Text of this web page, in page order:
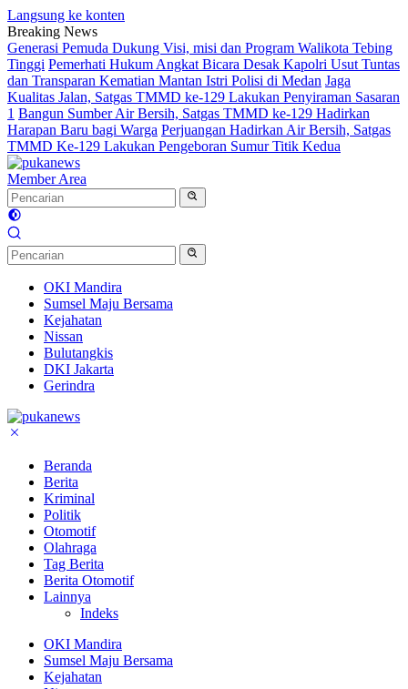
Langsung ke konten
Breaking News
Generasi Pemuda Dukung Visi, misi dan Program Walikota Tebing
Tinggi Pemerhati Hukum Angkat Bicara Desak Kapolri Usut Tuntas
dan Transparan Kematian Mantan Istri Polisi di Medan Jaga
Kualitas Jalan, Satgas TMMD ke-129 Lakukan Penyiraman Sasaran
1 Bangun Sumber Air Bersih, Satgas TMMD ke-129 Hadirkan
Harapan Baru bagi Warga Perjuangan Hadirkan Air Bersih, Satgas
TMMD Ke-129 Lakukan Pengeboran Sumur Titik Kedua
Member Area
OKI Mandira
Sumsel Maju Bersama
Kejahatan
Nissan
Bulutangkis
DKI Jakarta
Gerindra
Beranda
Berita
Kriminal
Politik
Otomotif
Olahraga
Tag Berita
Berita Otomotif
Lainnya
Indeks
OKI Mandira
Sumsel Maju Bersama
Kejahatan